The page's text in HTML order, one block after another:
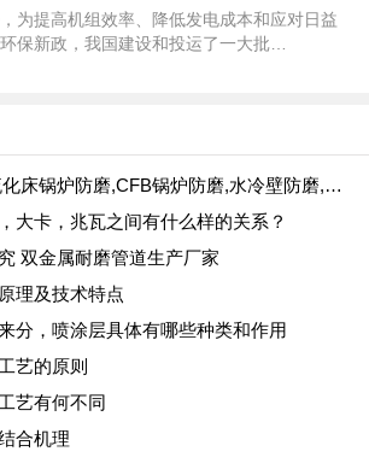
为提高机组效率、降低发电成本和应对日益
保新政，我国建设和投运了一大批
锅炉防磨,循环流化床锅炉防磨,CFB锅炉防磨,水冷壁防磨,格栅防磨,丰智链防磨
大卡，兆瓦之间有什么样的关系？
双金属耐磨管道生产厂家
理及技术特点
分，喷涂层具体有哪些种类和作用
艺的原则
艺有何不同
合机理